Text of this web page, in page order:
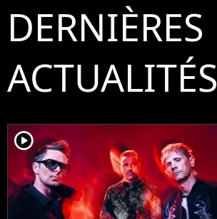
DERNIÈRES
ACTUALITÉS
player2